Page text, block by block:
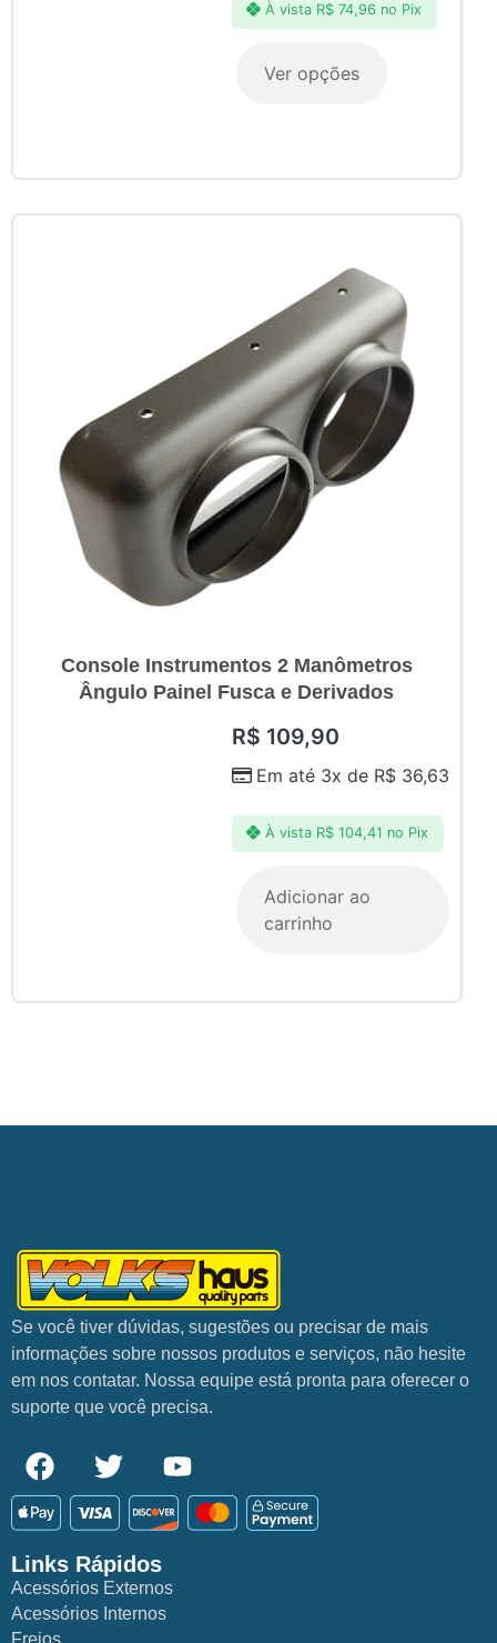
Ver opções
À vista R$ 74,96 no Pix
Console Instrumentos 2 Manômetros
Ângulo Painel Fusca e Derivados
Adicionar ao
carrinho
R$ 109,90
Em até 3x de R$36,63
À vista R$ 104,41 no Pix
Se você tiver dúvidas, sugestões ou precisar de mais
informações sobre nossos produtos e serviços, não hesite
em nos contatar. Nossa equipe está pronta para oferecer o
suporte que você precisa.
Links Rápidos
Acessórios Externos
Acessórios Internos